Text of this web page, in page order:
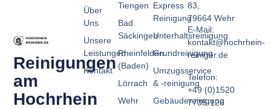
Reinigungen
am
Hochrhein
Express
Reinigung
Unterhaltsreinigung
Grundreinigung
Umzugsservice
& -reinigung
Gebäudereinigung
Tiengen
Bad
Säckingen
Rheinfelden
(Baden)
Lörrach
Wehr
Über
Uns
Unsere
Leistungen
Kontakt
83,
79664 Wehr
E-Mail:
kontakt@hochrhein-
reiniger.de
Telefon:
+49 (0)1520
7735-126